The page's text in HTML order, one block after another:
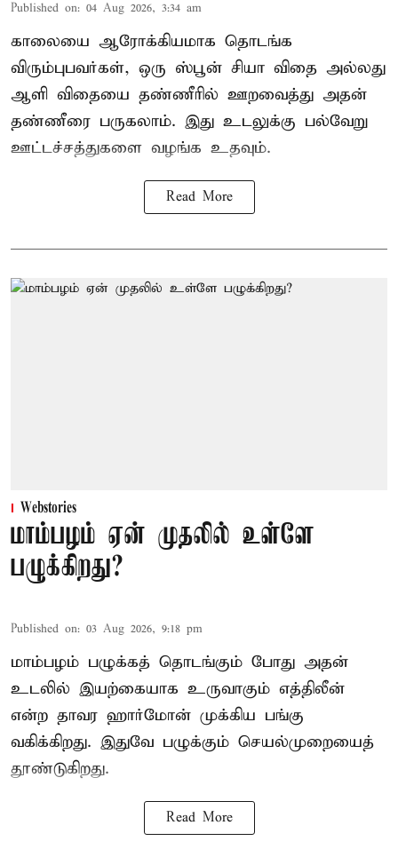
Published on: 04 Aug 2026, 3:34 am
காலையை ஆரோக்கியமாக தொடங்க
விரும்புபவர்கள், ஒரு ஸ்பூன் சியா விதை அல்லது
ஆளி விதையை தண்ணீரில் ஊறவைத்து அதன்
தண்ணீரை பருகலாம். இது உடலுக்கு பல்வேறு
ஊட்டச்சத்துகளை வழங்க உதவும்.
Read More
Webstories
மாம்பழம் ஏன் முதலில் உள்ளே
பழுக்கிறது?
Published on: 03 Aug 2026, 9:18 pm
மாம்பழம் பழுக்கத் தொடங்கும் போது அதன்
உடலில் இயற்கையாக உருவாகும் எத்திலீன்
என்ற தாவர ஹார்மோன் முக்கிய பங்கு
வகிக்கிறது. இதுவே பழுக்கும் செயல்முறையைத்
தூண்டுகிறது.
Read More